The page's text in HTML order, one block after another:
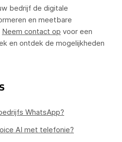
bedrijf de digitale
en meetbare
Neem contact op voor een
en ontdek de mogelijkheden
WhatsApp?
AI met telefonie?